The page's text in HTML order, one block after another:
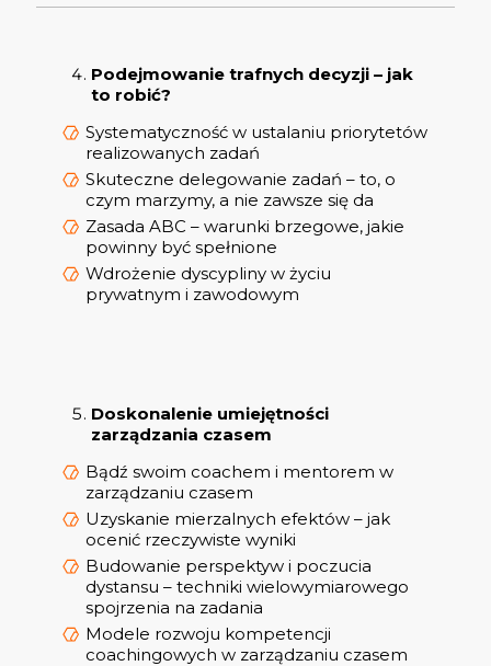
Podejmowanie trafnych decyzji – jak
to robić?
Systematyczność w ustalaniu priorytetów
realizowanych zadań
Skuteczne delegowanie zadań – to, o
czym marzymy, a nie zawsze się da
Zasada ABC – warunki brzegowe, jakie
powinny być spełnione
Wdrożenie dyscypliny w życiu
prywatnym i zawodowym
Doskonalenie umiejętności
zarządzania czasem
Bądź swoim coachem i mentorem w
zarządzaniu czasem
Uzyskanie mierzalnych efektów – jak
ocenić rzeczywiste wyniki
Budowanie perspektyw i poczucia
dystansu – techniki wielowymiarowego
spojrzenia na zadania
Modele rozwoju kompetencji
coachingowych w zarządzaniu czasem